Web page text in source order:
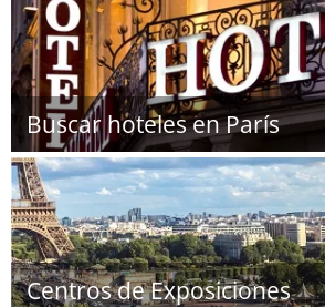
Buscar hoteles en París
Centros de Exposiciones